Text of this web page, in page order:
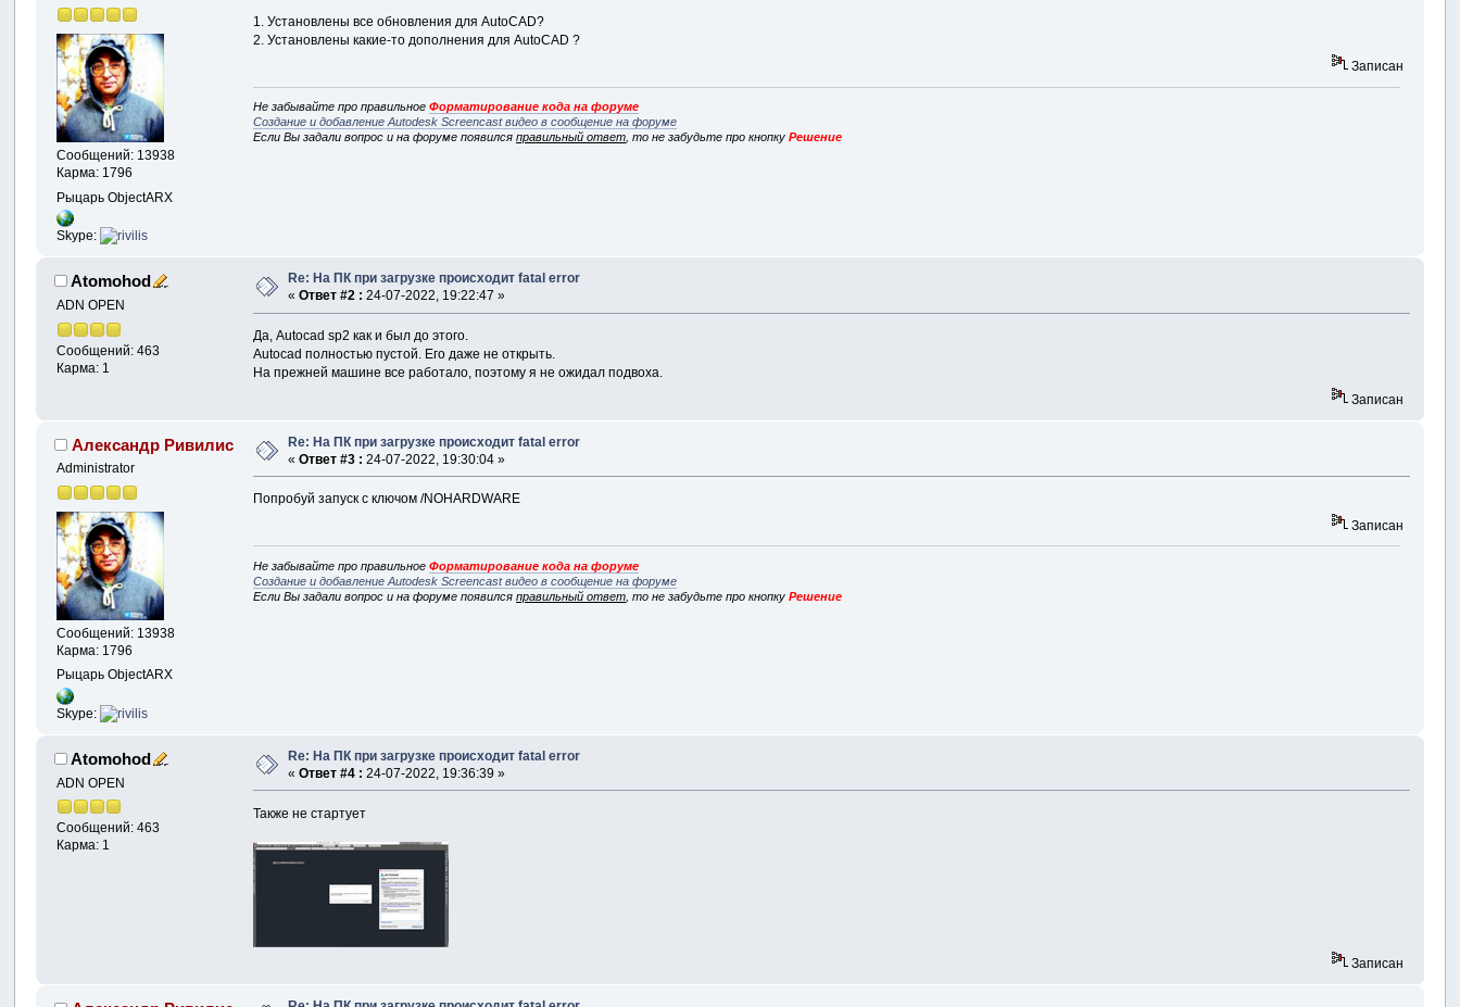
Сообщений: 13938
Карма: 1796
Рыцарь ObjectARX
Skype:
1. Установлены все обновления для AutoCAD?
2. Установлены какие-то дополнения для AutoCAD ?
Записан
Не забывайте про правильноеФорматирование кода на форуме
Создание и добавление Autodesk Screencast видео в сообщение на форуме
Если Вы задали вопрос и на форуме появилсяправильный ответ , то не забудьте про кнопкуРешение
Atomohod
ADN OPEN
Сообщений: 463
Карма: 1
Re: На ПК при загрузке происходит fatal error
«Ответ #2 : 24-07-2022, 19:22:47 »
Да, Autocad sp2 как и был до этого.
Autocad полностью пустой. Его даже не открыть.
На прежней машине все работало, поэтому я не ожидал подвоха.
Записан
Александр Ривилис
Administrator
Сообщений: 13938
Карма: 1796
Рыцарь ObjectARX
Skype:
Re: На ПК при загрузке происходит fatal error
«Ответ #3 : 24-07-2022, 19:30:04 »
Попробуй запуск с ключом /NOHARDWARE
Записан
Не забывайте про правильноеФорматирование кода на форуме
Создание и добавление Autodesk Screencast видео в сообщение на форуме
Если Вы задали вопрос и на форуме появилсяправильный ответ , то не забудьте про кнопкуРешение
Atomohod
ADN OPEN
Сообщений: 463
Карма: 1
Re: На ПК при загрузке происходит fatal error
«Ответ #4 : 24-07-2022, 19:36:39 »
Также не стартует
Записан